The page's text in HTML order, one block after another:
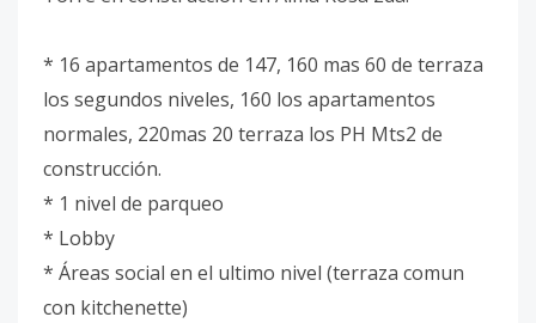
* 16 apartamentos de 147, 160 mas 60 de terraza
los segundos niveles, 160 los apartamentos
normales, 220mas 20 terraza los PH Mts2 de
construcción.
* 1 nivel de parqueo
* Lobby
* Áreas social en el ultimo nivel (terraza comun
con kitchenette)